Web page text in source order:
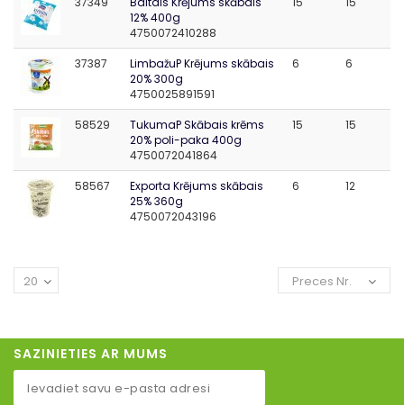
12% 400g
4750072410288
37387
LimbažuP Krējums skābais
20% 300g
4750025891591
6 6
58529
TukumaP Skābais krēms
20% poli-paka 400g
4750072041864
15 15
58567
Exporta Krējums skābais
25% 360g
4750072043196
6 12
Preces Nr.
20
SAZINIETIES AR MUMS